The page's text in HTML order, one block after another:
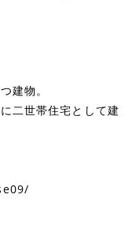
建物。
二世帯住宅として建